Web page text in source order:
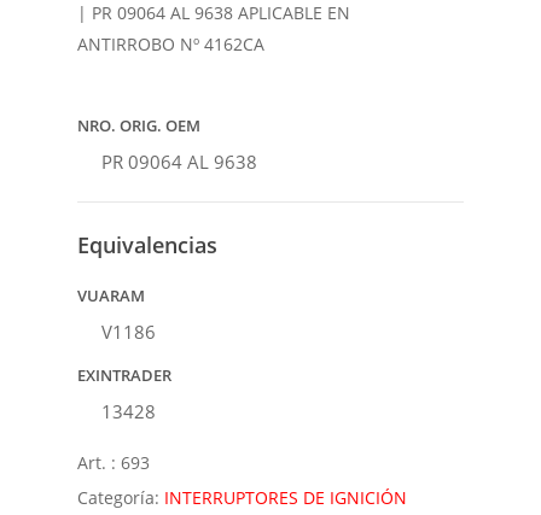
| PR 09064 AL 9638 APLICABLE EN
ANTIRROBO Nº 4162CA
NRO. ORIG. OEM
PR 09064 AL 9638
Equivalencias
VUARAM
V1186
EXINTRADER
13428
Art. : 693
Categoría: INTERRUPTORES DE IGNICIÓN